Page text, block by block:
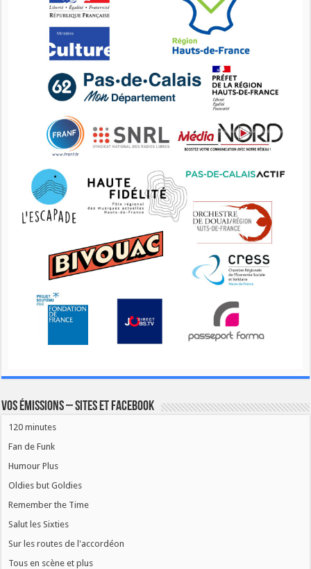
Vos émissions – Sites et Facebook
120 minutes
Fan de Funk
Humour Plus
Oldies but Goldies
Remember the Time
Salut les Sixties
Sur les routes de l'accordéon
Tous en scène et plus